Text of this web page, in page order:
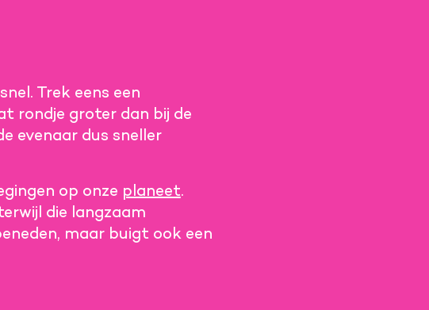
Trek eens een
rondje groter dan bij de
evenaar dus sneller
op onze planeet.
die langzaam
maar buigt ook een